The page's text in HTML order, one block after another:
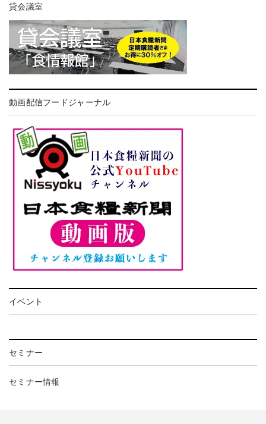
貸会議室
動画配信フードジャーナル
イベント
セミナー
セミナー情報